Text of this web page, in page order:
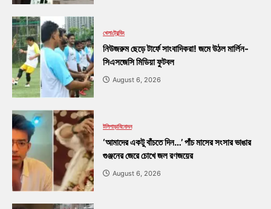
খেলাট্রেন্ডিং
নিউজরুম ছেড়ে টার্ফে সাংবাদিকরা! জমে উঠল মার্লিন-
সিএসজেসি মিডিয়া ফুটবল
August 6, 2026
টলিপাড়াবিনোদন
‘আমাদের একটু বাঁচতে দিন…’ পাঁচ মাসের সংসার ভাঙার
গুঞ্জনের জেরে চোখে জল রণজয়ের
August 6, 2026